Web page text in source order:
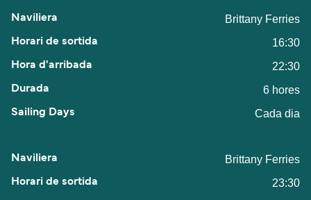
Brittany Ferries
16:30
22:30
6 hores
Cada dia
Brittany Ferries
23:30